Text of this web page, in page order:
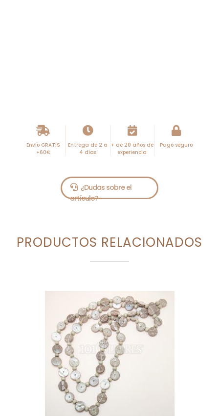
Envío GRATIS
+60€
Entrega de 2 a
4 días
+ de 20 años de
experiencia
Pago seguro
PRODUCTOS RELACIONADOS